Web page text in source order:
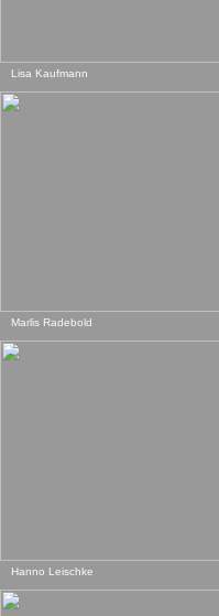
Lisa Kaufmann
Marlis Radebold
Hanno Leischke